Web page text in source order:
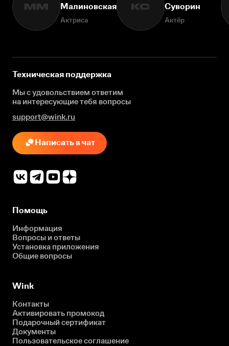
ММ
Малиновская
Актриса
КС
Суворин
Актёр
Техническая поддержка
Мы с удовольствием ответим
на интересующиетебя вопросы
support@wink.ru
Написать в чат
Помощь
Информация
Вопросы и ответы
Установка приложения
Общие вопросы
Wink
Контакты
Активировать промокод
Подарочный сертификат
Документы
Пользовательское соглашение